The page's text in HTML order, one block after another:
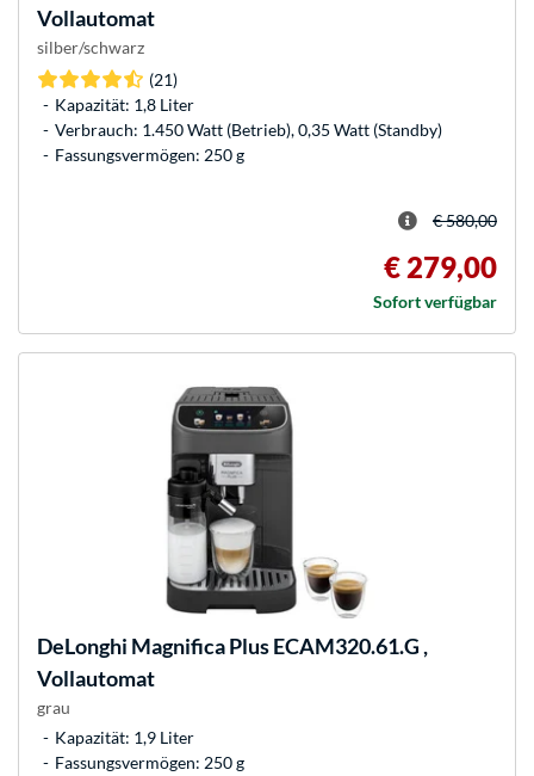
Vollautomat
silber/schwarz
(21)
Kapazität: 1,8 Liter
Verbrauch: 1.450 Watt (Betrieb), 0,35 Watt (Standby)
Fassungsvermögen: 250 g
€ 580,00
€ 279,00
Sofort verfügbar
DeLonghi Magnifica Plus ECAM320.61.G ,
Vollautomat
grau
Kapazität: 1,9 Liter
Fassungsvermögen: 250 g